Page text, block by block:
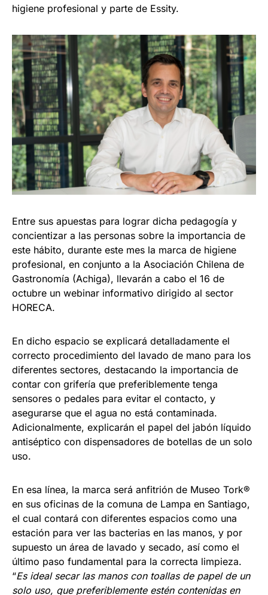
higiene profesional y parte de Essity.
Entre sus apuestas para lograr dicha pedagogía y
concientizar a las personas sobre la importancia de
este hábito, durante este mes la marca de higiene
profesional, en conjunto a la Asociación Chilena de
Gastronomía (Achiga), llevarán a cabo el 16 de
octubre un webinar informativo dirigido al sector
HORECA.
En dicho espacio se explicará detalladamente el
correcto procedimiento del lavado de mano para los
diferentes sectores, destacando la importancia de
contar con grifería que preferiblemente tenga
sensores o pedales para evitar el contacto, y
asegurarse que el agua no está contaminada.
Adicionalmente, explicarán el papel del jabón líquido
antiséptico con dispensadores de botellas de un solo
uso.
En esa línea, la marca será anfitrión de Museo Tork®
en sus oficinas de la comuna de Lampa en Santiago,
el cual contará con diferentes espacios como una
estación para ver las bacterias en las manos, y por
supuesto un área de lavado y secado, así como el
último paso fundamental para la correcta limpieza.
“Es ideal secar las manos con toallas de papel de un
solo uso, que preferiblemente estén contenidas en